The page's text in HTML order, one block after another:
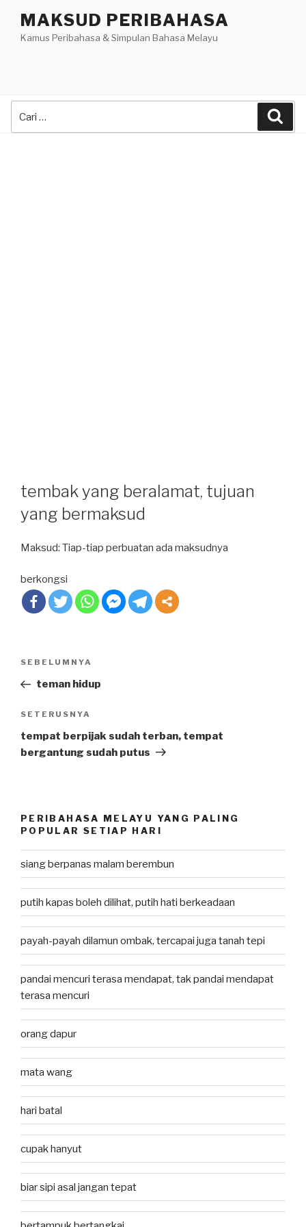
content
MAKSUD PERIBAHASA
Kamus Peribahasa & Simpulan Bahasa Melayu
tembak yang beralamat, tujuan
yang bermaksud
Maksud: Tiap-tiap perbuatan ada maksudnya
berkongsi
Post
Previous
Post
SEBELUMNYA
teman hidup
Next
Post
SETERUSNYA
tempat berpijak sudah terban, tempat
bergantung sudah putus
PERIBAHASA MELAYU YANG PALING
POPULAR SETIAP HARI
siang berpanas malam berembun
putih kapas boleh dilihat, putih hati berkeadaan
payah-payah dilamun ombak, tercapai juga tanah tepi
pandai mencuri terasa mendapat, tak pandai mendapat
terasa mencuri
orang dapur
mata wang
hari batal
cupak hanyut
biar sipi asal jangan tepat